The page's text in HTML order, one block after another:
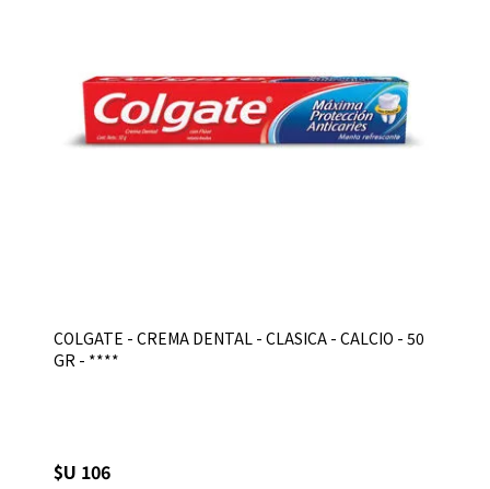
COLGATE - CREMA DENTAL - CLASICA - CALCIO - 50
GR - ****
$U 106